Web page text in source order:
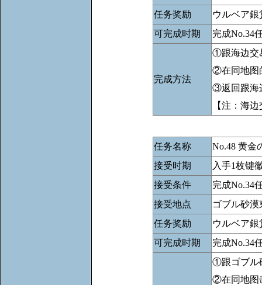
任务奖励
ウルベア
可完成时期
完成No.34
完成方法
①跟海边交
②在同地图
③返回跟海
【注：海
任务名称
No.48 黄金
接受时期
入手1枚键
接受条件
完成No.34
接受地点
ゴブル砂
任务奖励
ウルベア
可完成时期
完成No.34
①跟ゴブル
②在同地图